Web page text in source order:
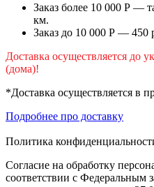
Заказ более 10 000 Р —
км.
Заказ до 10 000 Р — 450
Доставка осуществляется до
(дома)!
*Доставка осуществляется в
Подробнее про доставку
Политика
Согласие на обработку
соответствии с